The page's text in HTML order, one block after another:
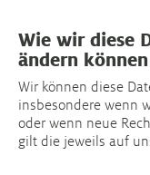
Wie wir diese
ändern können
Wir können diese
insbesondere wenn
oder wenn neue
gilt die jeweils auf